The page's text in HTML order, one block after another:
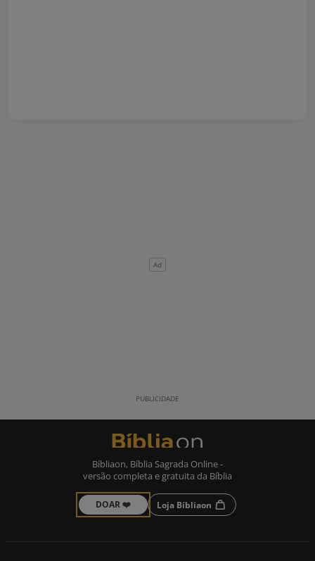
Bíbliaon, Bíblia Sagrada Online -
versão completa e gratuita da Bíblia
DOAR ❤️ Loja Bíbliaon